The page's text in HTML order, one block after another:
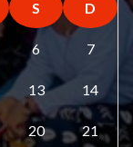
S D
6 7
13 14
20 21